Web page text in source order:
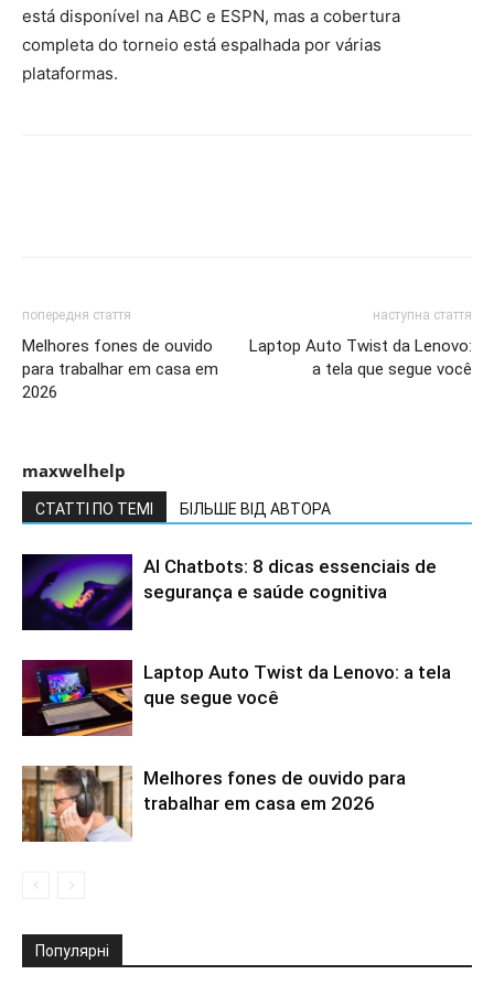
está disponível na ABC e ESPN, mas a cobertura
completa do torneio está espalhada por várias
plataformas.
попередня стаття
Melhores fones de ouvido
para trabalhar em casa em
2026
наступна стаття
Laptop Auto Twist da Lenovo:
a tela que segue você
maxwelhelp
СТАТТІ ПО ТЕМІ БІЛЬШЕ ВІД АВТОРА
AI Chatbots: 8 dicas essenciais de
segurança e saúde cognitiva
Laptop Auto Twist da Lenovo: a tela
que segue você
Melhores fones de ouvido para
trabalhar em casa em 2026
Популярні